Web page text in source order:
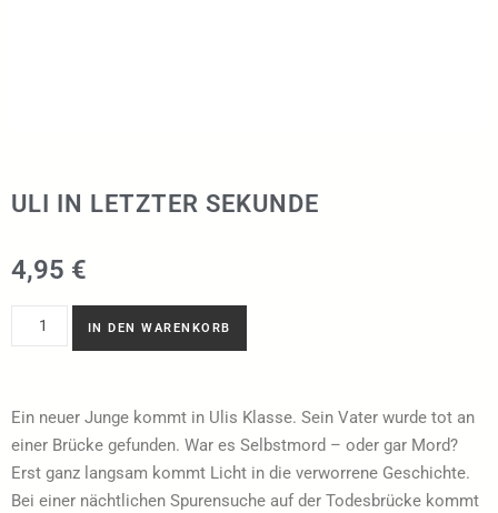
ULI IN LETZTER SEKUNDE
4,95 €
IN DEN WARENKORB
Ein neuer Junge kommt in Ulis Klasse. Sein Vater wurde tot an
einer Brücke gefunden. War es Selbstmord – oder gar Mord?
Erst ganz langsam kommt Licht in die verworrene Geschichte.
Bei einer nächtlichen Spurensuche auf der Todesbrücke kommt